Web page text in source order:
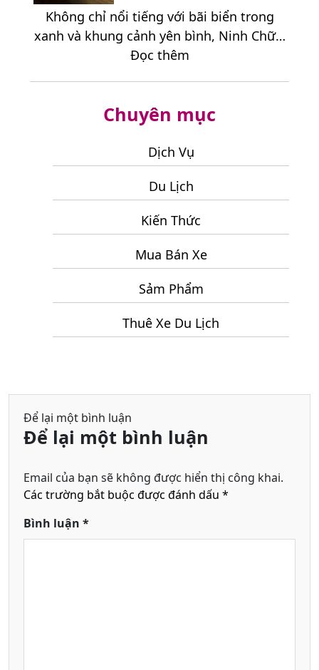
Nên
Kết
Khi
Đêm
Không chỉ nổi tiếng với bãi biển trong
xanh và khung cảnh yên bình, Ninh Chữ…
Đọc thêm:
Chân
Tưởng
Cho
Chuyến
Lịch
Ninh
Chữ
2
Ngày
1
Đêm
Chuyên mục
Dịch Vụ
Du Lịch
Kiến Thức
Mua Bán Xe
Sảm Phẩm
Thuê Xe Du Lịch
Để lại một bình luận
Để lại một bình luận
Email của bạn sẽ không được hiển thị công khai.
Các trường bắt buộc được đánh dấu *
Bình luận *